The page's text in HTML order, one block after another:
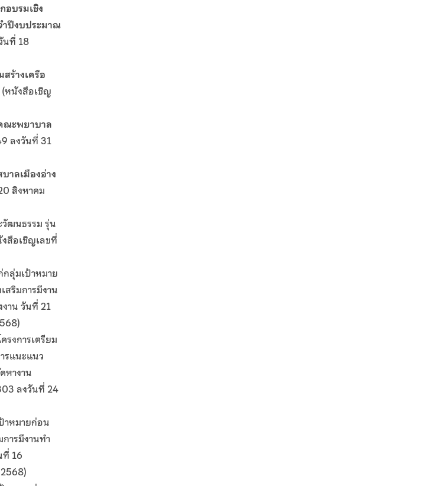
อบรมเชิง
ำปีงบประมาณ
นที่ 18
ร้างเครือ
หนังสือเชิญ
ณะพยาบาล
ลงวันที่ 31
าลเมืองอ่าง
สิงหาคม
ฒนธรรม รุ่น
สือเชิญเลขที่
กลุ่มเป้าหมาย
สริมการมีงาน
งาน วันที่ 21
รงการเตรียม
รแนะแนว
หางาน
ลงวันที่ 24
าหมายก่อน
ารมีงานทำ
ที่ 16